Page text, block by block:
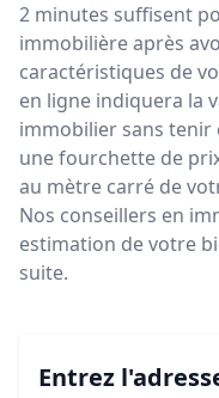
2 minutes suffisent
immobilière après
caractéristiques de
en ligne indiquera la
immobilier sans tenir
une fourchette de
au mètre carré de
Nos conseillers en
estimation de votre
suite.
Entrez